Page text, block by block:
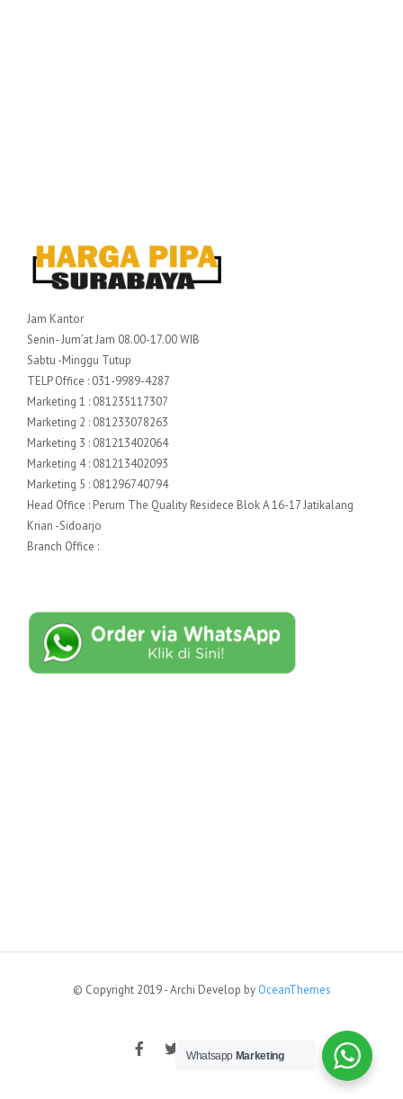
Jam Kantor
Senin- Jum’at Jam 08.00-17.00 WIB
Sabtu -Minggu Tutup
TELP Office : 031-9989-4287
Marketing 1 : 081235117307
Marketing 2 : 081233078263
Marketing 3 : 081213402064
Marketing 4 : 081213402093
Marketing 5 : 081296740794
Head Office : Perum The Quality Residece Blok A 16-17 Jatikalang
Krian -Sidoarjo
Branch Office :
© Copyright 2019 - Archi Develop by OceanThemes
Whatsapp Marketing